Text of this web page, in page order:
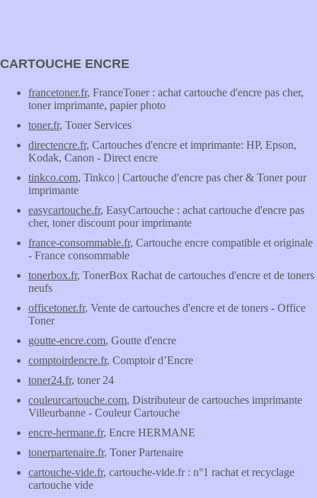
CARTOUCHE ENCRE
francetoner.fr, FranceToner : achat cartouche d'encre pas cher,
toner imprimante, papier photo
toner.fr, Toner Services
directencre.fr, Cartouches d'encre et imprimante: HP, Epson,
Kodak, Canon - Direct encre
tinkco.com, Tinkco | Cartouche d'encre pas cher & Toner pour
imprimante
easycartouche.fr, EasyCartouche : achat cartouche d'encre pas
cher, toner discount pour imprimante
france-consommable.fr, Cartouche encre compatible et originale
- France consommable
tonerbox.fr, TonerBox Rachat de cartouches d'encre et de toners
neufs
officetoner.fr, Vente de cartouches d'encre et de toners - Office
Toner
goutte-encre.com, Goutte d'encre
comptoirdencre.fr, Comptoir d’Encre
toner24.fr, toner 24
couleurcartouche.com, Distributeur de cartouches imprimante
Villeurbanne - Couleur Cartouche
encre-hermane.fr, Encre HERMANE
tonerpartenaire.fr, Toner Partenaire
cartouche-vide.fr, cartouche-vide.fr : n°1 rachat et recyclage
cartouche vide